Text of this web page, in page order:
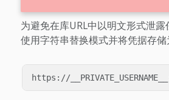
为避免在库URL中以明文形式泄
使用字符串替换模式并将凭据存储